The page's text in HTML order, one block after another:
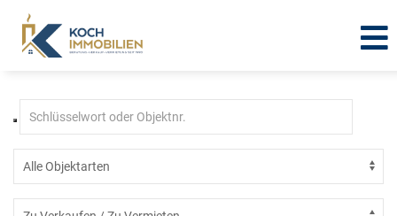
Immobilien in Eigenrieden